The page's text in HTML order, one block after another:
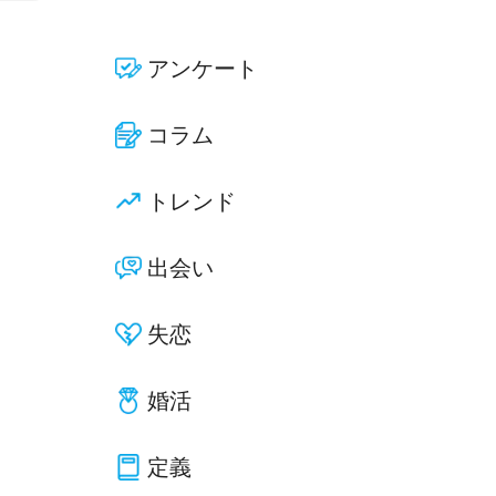
アンケート
コラム
トレンド
出会い
失恋
婚活
定義